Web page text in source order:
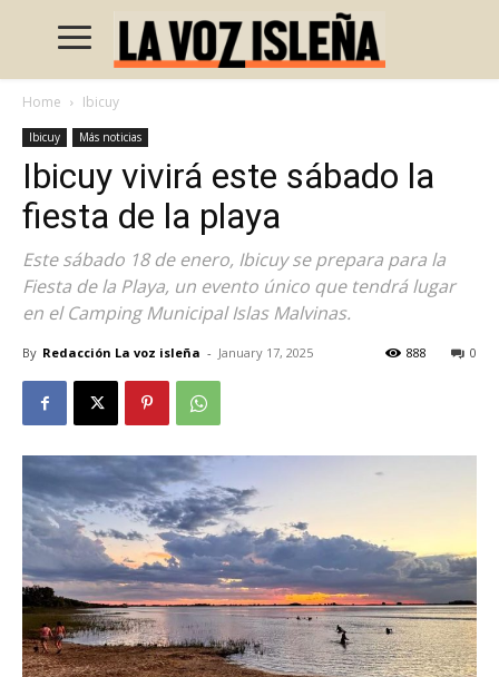
Home Ibicuy
Ibicuy Más noticias
Ibicuy vivirá este sábado la
fiesta de la playa
Este sábado 18 de enero, Ibicuy se prepara para la
Fiesta de la Playa, un evento único que tendrá lugar
en el Camping Municipal Islas Malvinas.
By Redacción La voz isleña - January 17, 2025 0
888